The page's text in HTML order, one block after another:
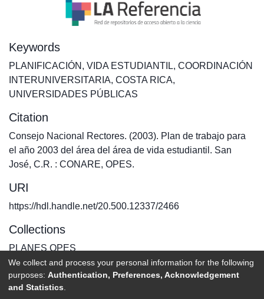
Keywords
PLANIFICACIÓN , VIDA ESTUDIANTIL, COORDINACIÓN
INTERUNIVERSITARIA, COSTA RICA,
UNIVERSIDADES PÚBLICAS
Citation
Consejo Nacional Rectores. (2003). Plan de trabajo para
el año 2003 del área del área de vida estudiantil. San
José, C.R. : CONARE, OPES.
URI
https://hdl.handle.net/20.500.12337/2466
Collections
PLANES OPES
Full item page
We collect and process your personal information for the following
purposes: Authentication, Preferences, Acknowledgement
and Statistics